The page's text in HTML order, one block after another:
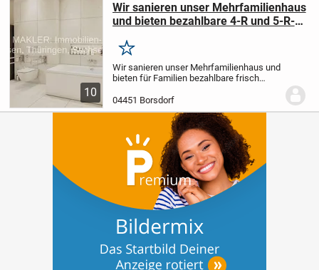
10
Wir sanieren unser Mehrfamilienhaus
und bieten bezahlbare 4-R und 5-R-
Merken
Wir sanieren unser Mehrfamilienhaus und
bieten für Familien bezahlbare frisch
Raumwohnungen an, meistens mit
Balkon oder Loggia.Bitte melden Sie sich
bei Interesse...
04451 Borsdorf